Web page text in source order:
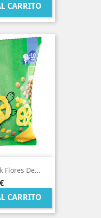
CARRITO
Flores De...
CARRITO